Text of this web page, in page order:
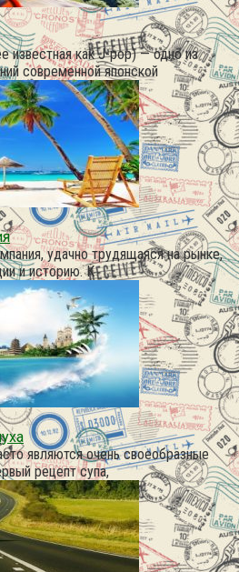
известная как J-pop) — одно из
современной японской
удачно трудящаяся на рынке,
и историю. К
являются очень своеобразные
рецепт супа,